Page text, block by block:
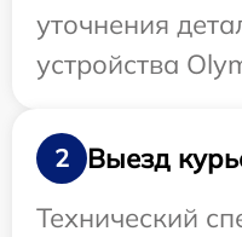
уточнения
устройства
2
Выезд
Технический